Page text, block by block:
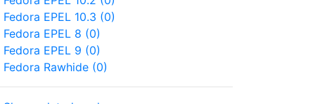
Fedora EPEL 10.3 (0)
Fedora EPEL 8 (0)
Fedora EPEL 9 (0)
Fedora Rawhide (0)